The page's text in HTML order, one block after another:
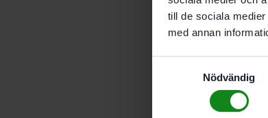
till de sociala
med annan
Nödvändig